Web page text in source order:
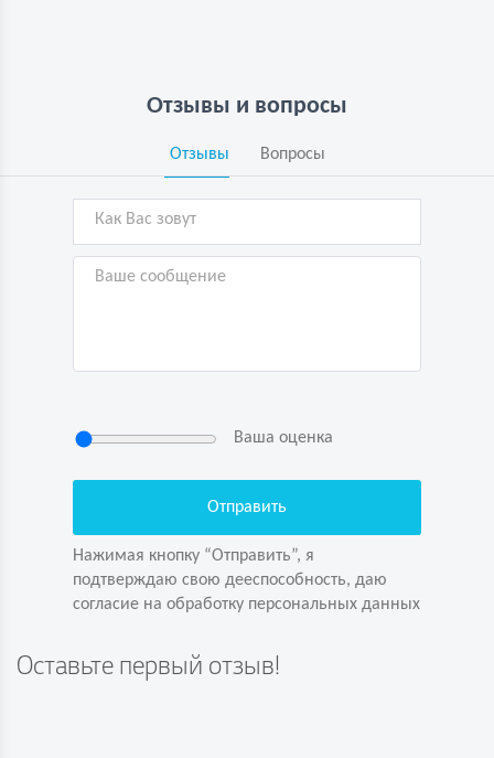
Отзывы и вопросы
Отзывы Вопросы
Ваша оценка
Нажимая кнопку “Отправить”, я
подтверждаю свою дееспособность, даю
согласие на обработку персональных данных
Оставьте первый отзыв!
Нажимая кнопку “Отправить”, я
согласие на обработку персональных данных
Задайте вопрос первым!